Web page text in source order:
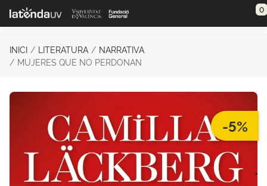
Saltar al contenido principal 0
INICI LITERATURA
NARRATIVA
MUJERES QUE NO PERDONAN
-5%